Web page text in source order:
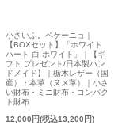
小さいふ。ペケーニョ｜
【BOXセット】「ホワイト
ハート 白 ホワイト」｜【ギ
フト プレゼント/日本製ハン
ドメイド】｜栃木レザー（国
産）・本革（ヌメ革）｜小さ
い財布・ミニ財布・コンパク
ト財布
12,000円(税込13,200円)